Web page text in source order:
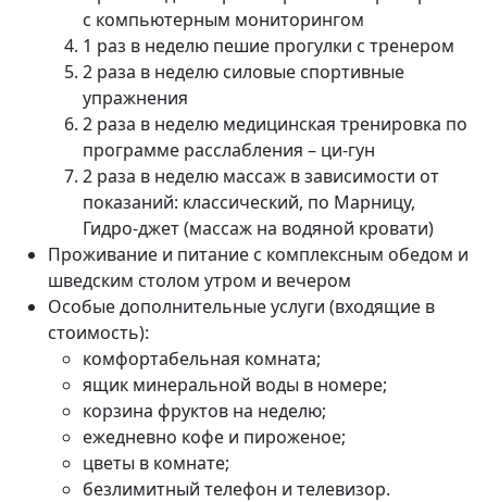
с компьютерным мониторингом
1 раз в неделю пешие прогулки с тренером
2 раза в неделю силовые спортивные
упражнения
2 раза в неделю медицинская тренировка по
программе расслабления – ци-гун
2 раза в неделю массаж в зависимости от
показаний: классический, по Марницу,
Гидро-джет (массаж на водяной кровати)
Проживание и питание с комплексным обедом и
шведским столом утром и вечером
Особые дополнительные услуги (входящие в
стоимость):
комфортабельная комната;
ящик минеральной воды в номере;
корзина фруктов на неделю;
ежедневно кофе и пироженое;
цветы в комнате;
безлимитный телефон и телевизор.